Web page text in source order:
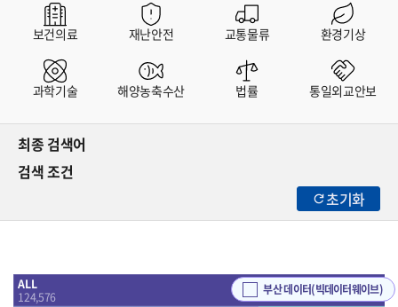
보건의료 재난안전 교통물류 환경기상
과학기술 해양농축수산 법률 통일외교안보
최종 검색어
검색 조건
초기화
부산 데이터(빅데이터웨이브)
ALL
124,576